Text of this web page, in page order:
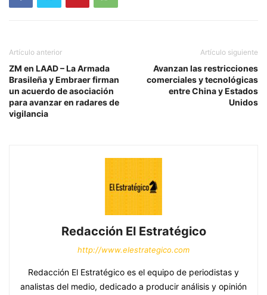
Artículo anterior
ZM en LAAD – La Armada
Brasileña y Embraer firman
un acuerdo de asociación
para avanzar en radares de
vigilancia
Artículo siguiente
Avanzan las restricciones
comerciales y tecnológicas
entre China y Estados
Unidos
Redacción El Estratégico
http://www.elestrategico.com
Redacción El Estratégico es el equipo de periodistas y
analistas del medio, dedicado a producir análisis y opinión